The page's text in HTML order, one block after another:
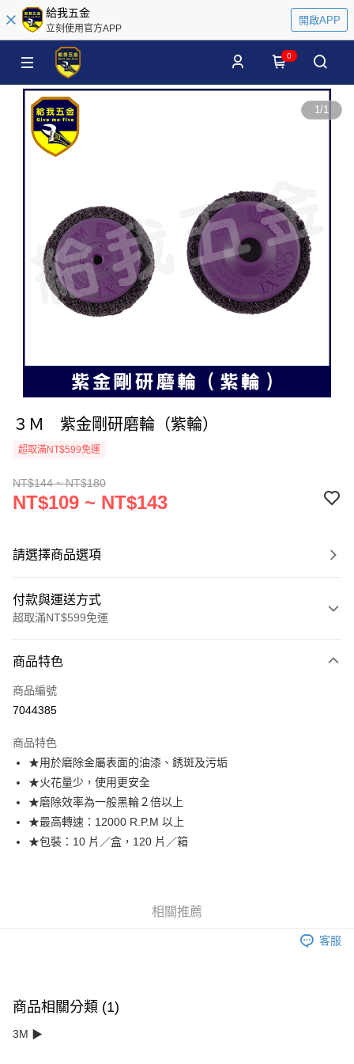
給我五金
立刻使用官方APP
開啟APP
0
1/1
３Ｍ 紫金剛研磨輪（紫輪）
超取滿NT$599免運
NT$144 ~ NT$180
NT$109 ~ NT$143
請選擇商品選項
付款與運送方式
超取滿NT$599免運
信用卡一次付款
超商取貨付款
運送方式
全家取貨付款
每筆NT$60，滿NT$599(含以上)免運費
付款後全家取貨
每筆NT$60，滿NT$599(含以上)免運費
宅配
每筆NT$120，滿NT$1,599(含以上)免運費
商品特色
商品編號
7044385
商品特色
★用於磨除金屬表面的油漆、銹斑及污垢
★火花量少，使用更安全
★磨除效率為一般黑輪２倍以上
★最高轉速：12000 R.P.M 以上
★包裝：10 片／盒，120 片／箱
相關推薦
客服
商品相關分類 (1)
3M ▶